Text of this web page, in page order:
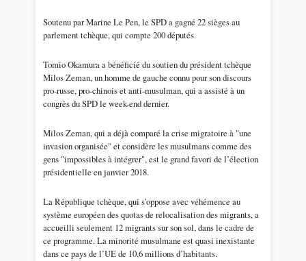
Soutenu par Marine Le Pen, le SPD a gagné 22 sièges au
parlement tchèque, qui compte 200 députés.
Tomio Okamura a bénéficié du soutien du président tchèque
Milos Zeman, un homme de gauche connu pour son discours
pro-russe, pro-chinois et anti-musulman, qui a assisté à un
congrès du SPD le week-end dernier.
Milos Zeman, qui a déjà comparé la crise migratoire à "une
invasion organisée" et considère les musulmans comme des
gens "impossibles à intégrer", est le grand favori de l’élection
présidentielle en janvier 2018.
La République tchèque, qui s’oppose avec véhémence au
système européen des quotas de relocalisation des migrants, a
accueilli seulement 12 migrants sur son sol, dans le cadre de
ce programme. La minorité musulmane est quasi inexistante
dans ce pays de l’UE de 10,6 millions d’habitants.